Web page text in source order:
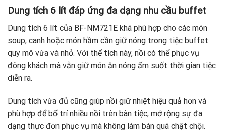
Dung tích 6 lít đáp ứng đa dạng nhu cầu buffet
Dung tích 6 lít của BF-NM721E khá phù hợp cho các món
soup, canh hoặc món hầm cần giữ nóng trong tiệc buffet
quy mô vừa và nhỏ. Với thể tích này, nồi có thể phục vụ
đông khách mà vẫn giữ món ăn nóng ấm suốt thời gian tiệc
diễn ra.
Dung tích vừa đủ cũng giúp nồi giữ nhiệt hiệu quả hơn và
phù hợp để bố trí nhiều nồi trên bàn tiệc, mở rộng sự đa
dạng thực đơn phục vụ mà không làm bàn quá chật chội.